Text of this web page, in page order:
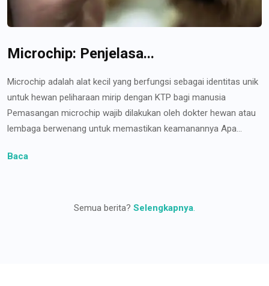
Microchip: Penjelasa...
Microchip adalah alat kecil yang berfungsi sebagai identitas unik
untuk hewan peliharaan mirip dengan KTP bagi manusia
Pemasangan microchip wajib dilakukan oleh dokter hewan atau
lembaga berwenang untuk memastikan keamanannya Apa...
Baca
Semua berita? Selengkapnya